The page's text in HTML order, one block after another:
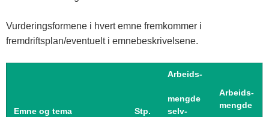
Vurderingsformene i hvert emne fremkommer i
fremdriftsplan/eventuelt i emnebeskrivelsene.
Emne og tema Stp.
Arbeids-
mengde
selv-
Arbeids-
mengde